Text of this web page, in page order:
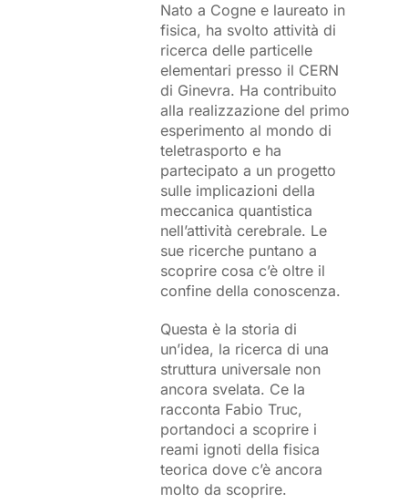
Nato a Cogne e laureato in
fisica, ha svolto attività di
ricerca delle particelle
elementari presso il CERN
di Ginevra. Ha contribuito
alla realizzazione del primo
esperimento al mondo di
teletrasporto e ha
partecipato a un progetto
sulle implicazioni della
meccanica quantistica
nell’attività cerebrale. Le
sue ricerche puntano a
scoprire cosa c’è oltre il
confine della conoscenza.
Questa è la storia di
un’idea, la ricerca di una
struttura universale non
ancora svelata. Ce la
racconta Fabio Truc,
portandoci a scoprire i
reami ignoti della fisica
teorica dove c’è ancora
molto da scoprire.